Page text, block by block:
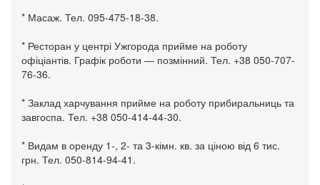
* Масаж. Тел. 095-475-18-38.
* Ресторан у центрі Ужгорода прийме на роботу
офіціантів. Графік роботи — позмінний. Тел. +38 050-707-
76-36.
* Заклад харчування прийме на роботу прибиральниць та
завгоспа. Тел. +38 050-414-44-30.
* Видам в оренду 1-, 2- та 3-кімн. кв. за ціною від 6 тис.
грн. Тел. 050-814-94-41.